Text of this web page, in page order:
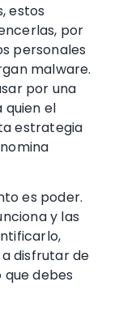
estos
por
personales
malware.
por una
quien el
estrategia
es poder.
y las
disfrutar de
debes